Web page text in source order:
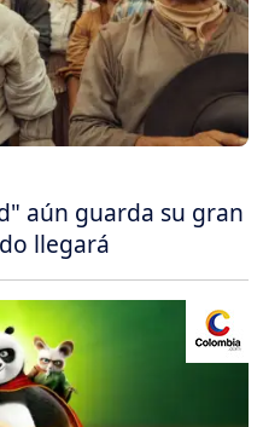
aún guarda su gran
llegará